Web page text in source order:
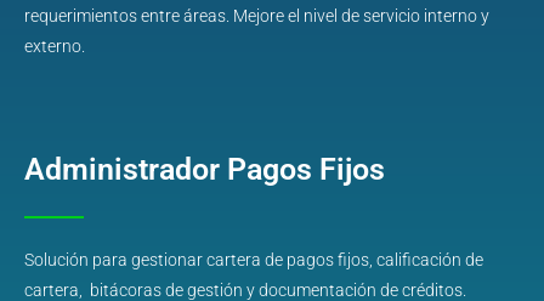
requerimientos entre áreas. Mejore el nivel de servicio interno y
externo.
Administrador Pagos Fijos
Solución para gestionar cartera de pagos fijos, calificación de
cartera, bitácoras de gestión y documentación de créditos.